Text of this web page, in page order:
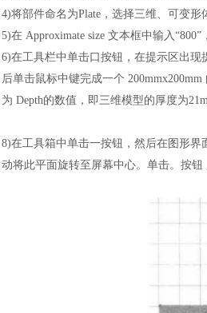
4)将部件命名为Plate，选择三维、可变
5)在 Approximate size 文本框中输入
6)在工具栏中单击口按钮，在提示区出
后单击鼠标中键完成一个
为 Depth的数值，即三维模型的厚度为
8)在工具箱中单击一按钮，然后在图形界
动将此平面旋转至屏幕中心。单击。按